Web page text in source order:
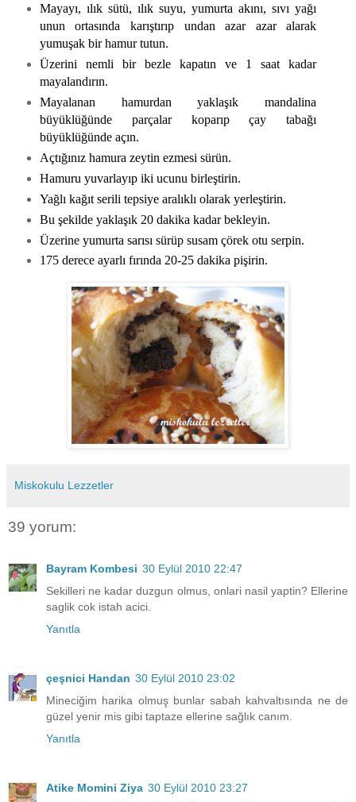
Mayayı, ılık sütü, ılık suyu, yumurta akını, sıvı yağı
unun ortasında karıştırıp undan azar azar alarak
yumuşak bir hamur tutun.
Üzerini nemli bir bezle kapatın ve 1 saat kadar
mayalandırın.
Mayalanan hamurdan yaklaşık mandalina
büyüklüğünde parçalar koparıp çay tabağı
büyüklüğünde açın.
Açtığınız hamura zeytin ezmesi sürün.
Hamuru yuvarlayıp iki ucunu birleştirin.
Yağlı kağıt serili tepsiye aralıklı olarak yerleştirin.
Bu şekilde yaklaşık 20 dakika kadar bekleyin.
Üzerine yumurta sarısı sürüp susam çörek otu serpin.
175 derece ayarlı fırında 20-25 dakika pişirin.
Miskokulu Lezzetler
39 yorum:
Bayram Kombesi 30 Eylül 2010 22:47
Sekilleri ne kadar duzgun olmus, onlari nasil yaptin? Ellerine
saglik cok istah acici.
Yanıtla
çeşnici Handan 30 Eylül 2010 23:02
Mineciğim harika olmuş bunlar sabah kahvaltısında ne de
güzel yenir mis gibi taptaze ellerine sağlık canım.
Yanıtla
Atike Momini Ziya 30 Eylül 2010 23:27